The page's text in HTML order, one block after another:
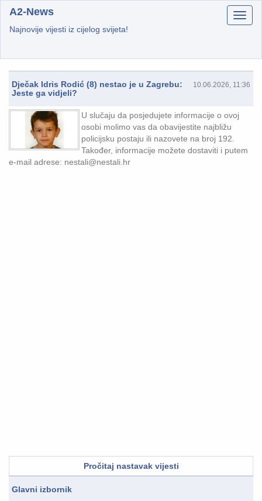
A2-News
Najnovije vijesti iz cijelog svijeta!
10.06.2026, 11:36
Dječak Idris Rodić (8) nestao je u Zagrebu:
Jeste ga vidjeli?
U slučaju da posjedujete informacije o ovoj
osobi molimo vas da obavijestite najbližu
policijsku postaju ili nazovete na broj 192.
Također, informacije možete dostaviti i putem
e-mail adrese: nestali@nestali.hr
Pročitaj nastavak vijesti
Glavni izbornik